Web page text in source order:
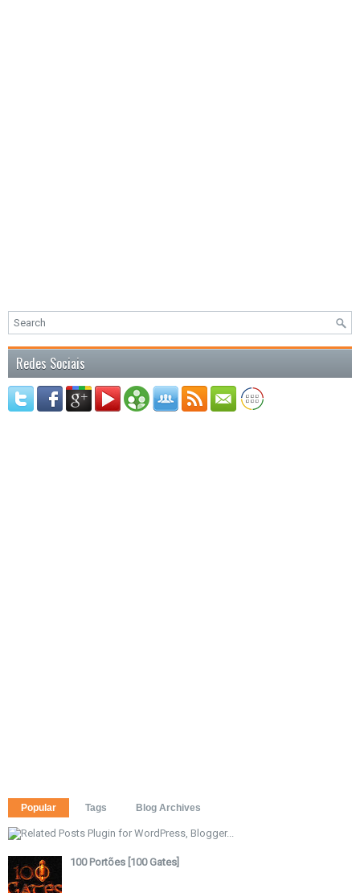
Redes Sociais
Popular Tags Blog Archives
100 Portões [100 Gates]